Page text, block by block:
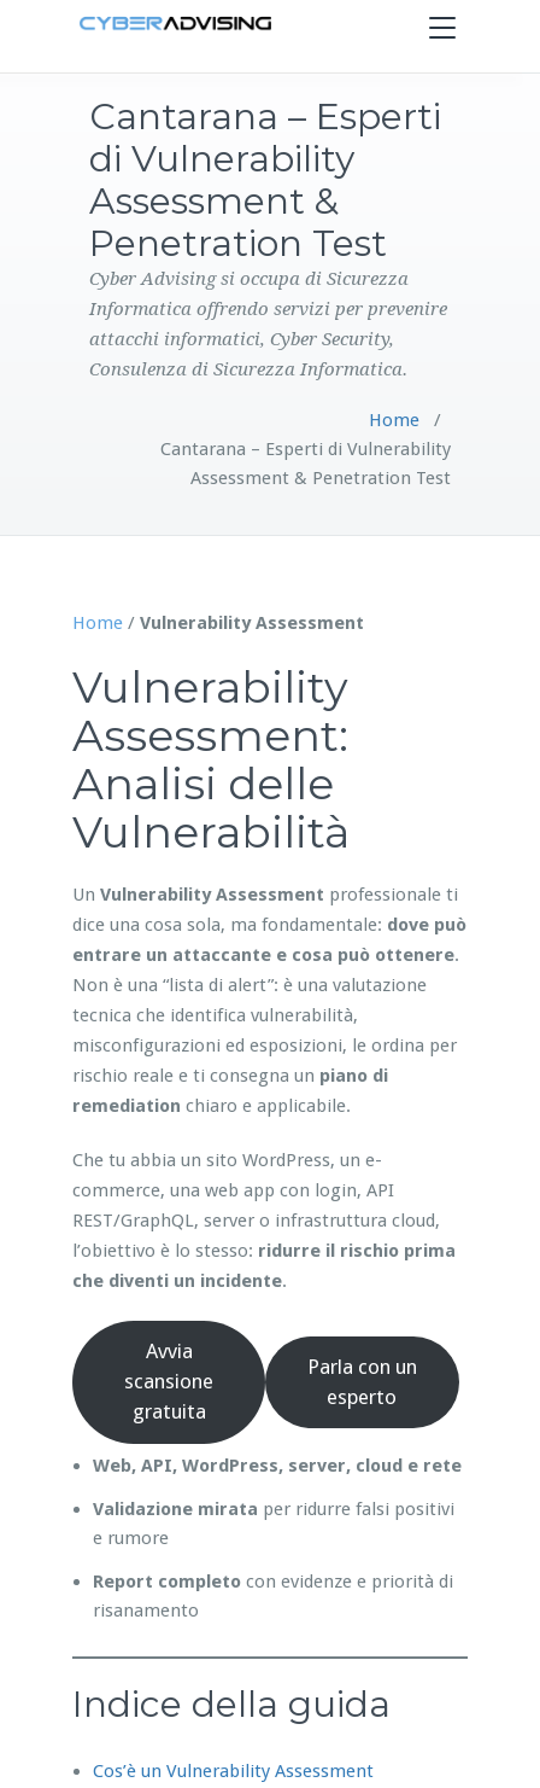
Toggle
navigation
PRODOTTI
CONTATTI
Cantarana – Esperti
di Vulnerability
Assessment &
Penetration Test
Cyber Advising si occupa di Sicurezza
Informatica offrendo servizi per prevenire
attacchi informatici, Cyber Security,
Consulenza di Sicurezza Informatica.
Home/
Cantarana – Esperti di Vulnerability
Assessment & Penetration Test
Home/ Vulnerability Assessment
Vulnerability
Assessment:
Analisi delle
Vulnerabilità
Un Vulnerability Assessment professionale ti
dice una cosa sola, ma fondamentale: dove può
entrare un attaccante e cosa può ottenere.
Non è una “lista di alert”: è una valutazione
tecnica che identifica vulnerabilità,
misconfigurazioni ed esposizioni, le ordina per
rischio reale e ti consegna un piano di
remediation chiaro e applicabile.
Che tu abbia un sito WordPress, un e-
commerce, una web app con login, API
REST/GraphQL, server o infrastruttura cloud,
l’obiettivo è lo stesso: ridurre il rischio prima
che diventi un incidente.
Avvia
scansione
gratuita
Parla con un
esperto
Web, API, WordPress, server, cloud e rete
Validazione mirata per ridurre falsi positivi
e rumore
Report completocon evidenze e priorità di
risanamento
Indice della guida
Cos’è un Vulnerability Assessment